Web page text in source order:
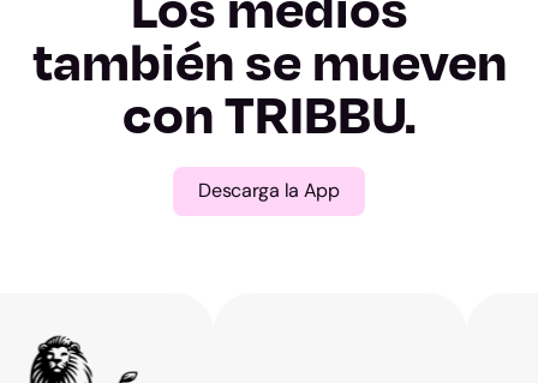
Pontevedra
Madrid
Murcia
también se mueven
con TRIBBU.
Descarga la App